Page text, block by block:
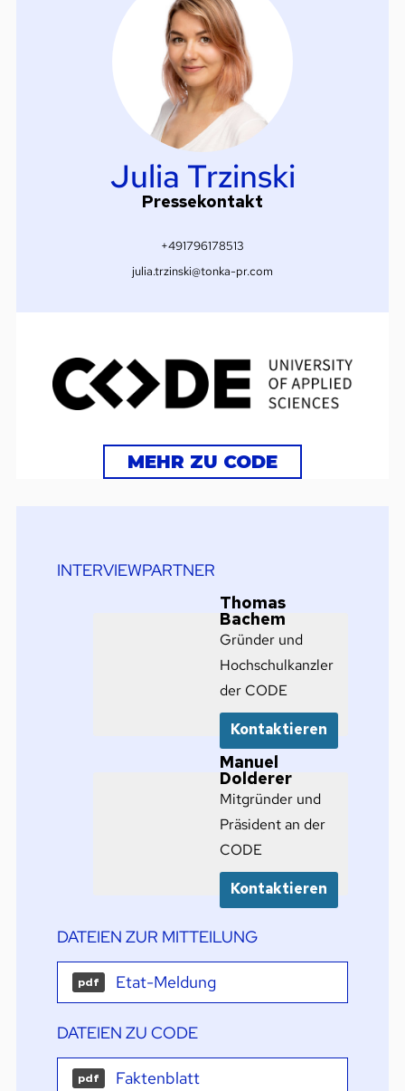
Julia Trzinski
Pressekontakt
+491796178513
julia.trzinski@tonka-pr.com
MEHR ZU CODE
INTERVIEWPARTNER
Thomas
Bachem
Gründer und
Hochschulkanzler
der CODE
Kontaktieren
Manuel
Dolderer
Mitgründer und
Präsident an der
CODE
Kontaktieren
DATEIEN ZUR MITTEILUNG
pdf Etat-Meldung
DATEIEN ZU CODE
pdf Faktenblatt